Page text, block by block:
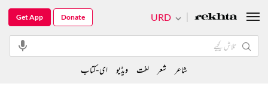
URD
Get App Donate
شاعر شعر لغت ویڈیو ای-کتاب